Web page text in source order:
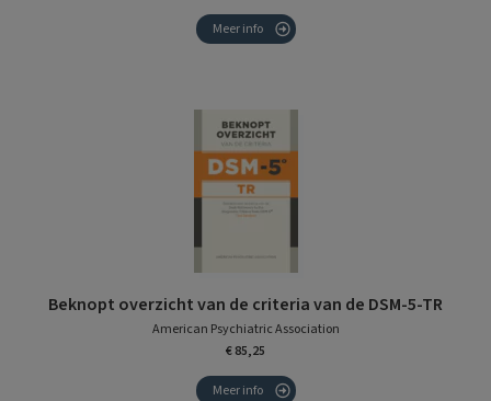
Meer info
Beknopt overzicht van de criteria van de DSM-5-TR
American Psychiatric Association
€ 85,25
Meer info